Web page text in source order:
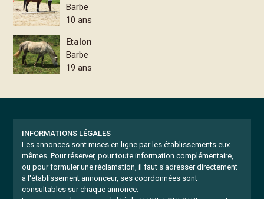
Barbe
10 ans
Etalon
Barbe
19 ans
INFORMATIONS LÉGALES
Les annonces sont mises en ligne par les établissements eux-
mêmes. Pour réserver, pour toute information complémentaire,
ou pour formuler une réclamation, il faut s'adresser directement
à l'établissement annonceur, ses coordonnées sont
consultables sur chaque annonce.